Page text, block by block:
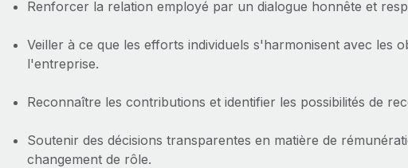
Renforcer la relation employé par un dialogue honnête et
Veiller à ce que les efforts individuels s'harmonisent avec les
l'entreprise.
Reconnaître les contributions et identifier les possibilités de
Soutenir des décisions transparentes en matière de
changement de rôle.